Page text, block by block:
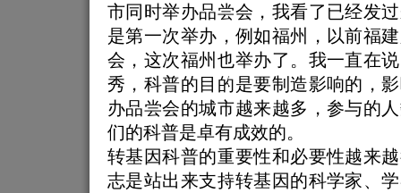
市同时举办品尝会，我看了已经发
是第一次举办，例如福州，以前福
会，这次福州也举办了。我一直在
秀，科普的目的是要制造影响的，
办品尝会的城市越来越多，参与的
们的科普是卓有成效的。
转基因科普的重要性和必要性越来
志是站出来支持转基因的科学家、